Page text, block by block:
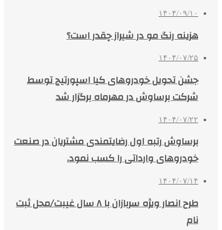
۱۴۰۴/۰۹/۱۰
هزینه رنگ مو در شیراز چقدر است؟
۱۴۰۴/۰۷/۲۵
جشن تحویل خودروهای کیا اسپورتیج توسط
شرکت برساوش در مهرماه برگزار شد
۱۴۰۴/۰۷/۲۲
برساوش رتبه اول رضایتمندی مشتریان در صنعت
خودروهای وارداتی را کسب نمود.
۱۴۰۴/۰۷/۱۴
طرح انصار ویژه سربازان با ۸ سال غیبت/محل ثبت
نام